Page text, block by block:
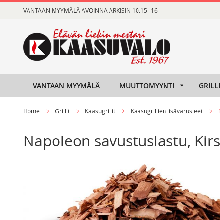
to
VANTAAN MYYMÄLÄ AVOINNA ARKISIN 10.15 -16
VANTAAN MYYMÄLÄ MUUTTOMYYNTI
Home Grillit Kaasugrillit Kaasugrillien lisävarusteet
Napoleon savustuslastu,